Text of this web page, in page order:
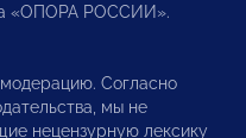
«ОПОРА РОССИИ».
Согласно
мы не
нецензурную лексику